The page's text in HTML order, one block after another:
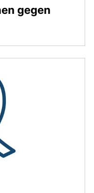
gegen